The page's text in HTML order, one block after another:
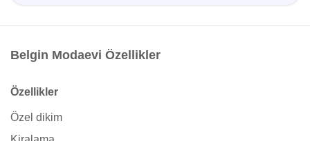
Belgin Modaevi Özellikler
Özellikler
Özel dikim